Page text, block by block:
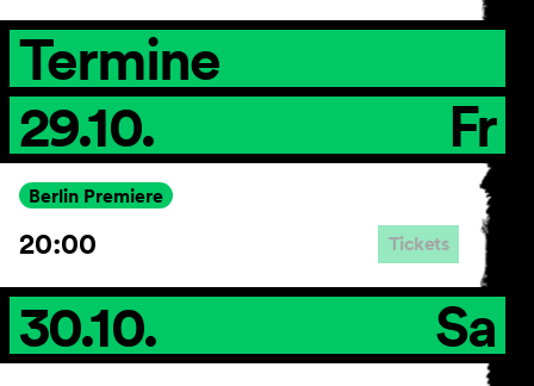
AGB
Impressum
Datenschutz
Barrierefreiheitserklärung
Termine
29.10.
Fr
Berlin Premiere
20:00 Tickets
30.10. Sa